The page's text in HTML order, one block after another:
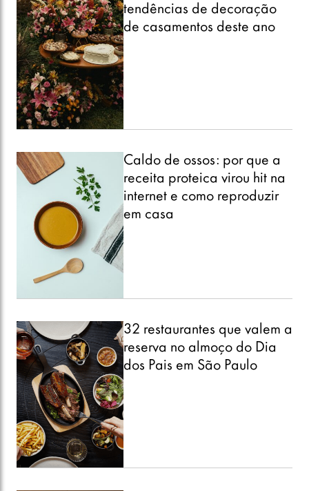
tendências de decoração
de casamentos deste ano
Caldo de ossos: por que a
receita proteica virou hit na
internet e como reproduzir
em casa
32 restaurantes que valem a
reserva no almoço do Dia
dos Pais em São Paulo